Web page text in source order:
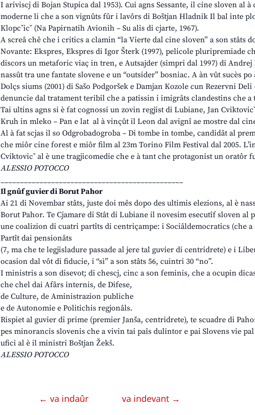
I ariviscj di Bojan Stupica dal 1953). Cui agns Sessante, il cine sloven al à
moderne li che a son vignûts fûr i lavôrs di Boštjan Hladnik Il bal inte
Klopcˇicˇ (Na Papirnatih Avionih – Su alis di cjarte, 1967).
A screâ chê che i critics a clamin “la Vierte dal cine sloven” a son stâts
Novante: Ekspres, Ekspres di Igor Šterk (1997), pelicole pluripremiade
discors un metaforic viaç in tren, e Autsajder (simpri dal 1997) di Andrej
nassût tra une fantate slovene e un “outsider” bosniac. A àn vût sucès po
Dolçs siums (2001) di Sašo Podgoršek e Damjan Kozole cun Rezervni Deli
denuncie dal tratament teribil che a patissin i imigrâts clandestins che a
Tai ultins agns si è fat cognossi un zovin regjist di Lubiane, Jan
Kruh in mleko – Pan e lat al à vinçût il Leon dal avignî ae mostre dal
Al à fat scjas il so Odgrobadogroba – Di tombe in tombe, candidât al
che miôr cine forest e miôr film al 23m Torino Film Festival dal 2005.
Cviktovicˇ al è une tragjicomedie che e à tant che protagonist un oratôr
ALESSIO POTOCCO
_______________________________________________
Il gnûf guvier di Borut Pahor
Ai 21 di Novembar stâts, juste doi mês dopo des ultimis elezions, al è
Borut Pahor. Te Cjamare di Stât di Lubiane il novesim esecutîf sloven al
une coalizion di cuatri partîts di centriçampe: i Sociâldemocratics (che a
Partît dai pensionâts
(7, ma che te legjisladure passade al jere tal guvier di centridrete) e i
ocasion dal vôt di fiducie, i “sì” a son stâts 56, cuintri 30 “no”.
I ministris a son disevot; di chescj, cinc a son feminis, che a ocupin
che chel dai Afârs internis, de Difese,
de Culture, de Aministrazion publiche
e de Autonomie e Politichis regjonâls.
Rispiet al guvier di prime (premier Janša, centridrete), te scuadre di
pes minorancis slovenis che a vivin tai paîs dulintor e pai Slovens vie
ufici al è il ministri Boštjan Žekš.
ALESSIO POTOCCO
← va indaûr va indevant →